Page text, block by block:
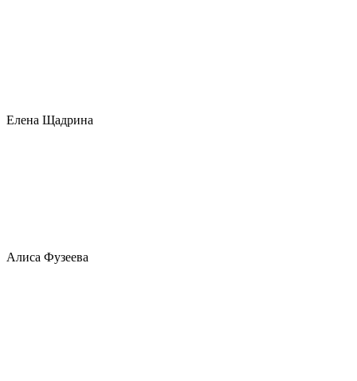
Елена Щадрина
Алиса Фузеева